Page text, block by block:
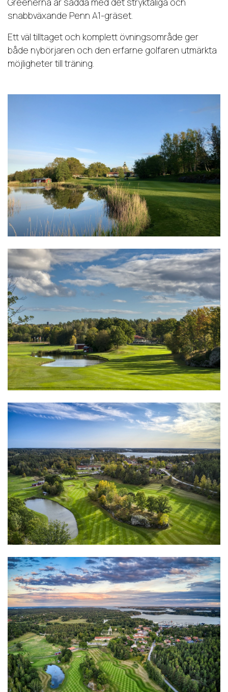
snabbväxande Penn A1-gräset.
Ett väl tilltaget och komplett övningsområde ger
både nybörjaren och den erfarne golfaren utmärkta
möjligheter till träning.